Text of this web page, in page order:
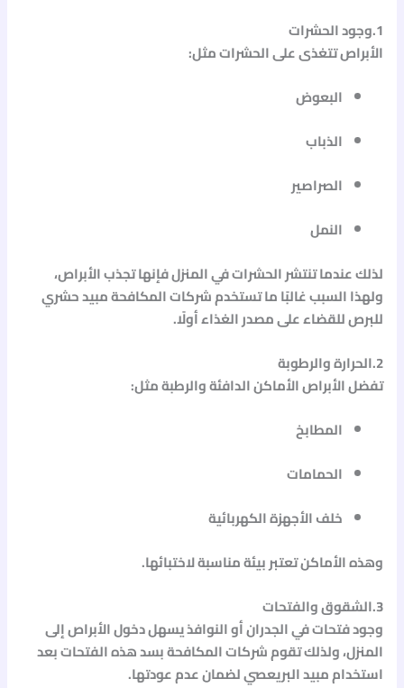
1.وجود الحشرات
الأبراص تتغذى على الحشرات مثل:
البعوض
الذباب
الصراصير
النمل
لذلك عندما تنتشر الحشرات في المنزل فإنها تجذب الأبراص،
ولهذا السبب غالبًا ما تستخدم شركات المكافحةمبيد حشري
للبرصللقضاء على مصدر الغذاء أولًا.
2.الحرارة والرطوبة
تفضل الأبراص الأماكن الدافئة والرطبة مثل:
المطابخ
الحمامات
خلف الأجهزة الكهربائية
وهذه الأماكن تعتبر بيئة مناسبة لاختبائها.
3.الشقوق والفتحات
وجود فتحات في الجدران أو النوافذ يسهل دخول الأبراص إلى
المنزل، ولذلك تقوم شركات المكافحة بسد هذه الفتحات بعد
استخداممبيد البريعصيلضمان عدم عودتها.